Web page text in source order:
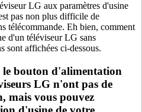
LG aux paramètres d'usine
pas non plus difficile de
télécommande. Eh bien, comment
d'un téléviseur LG sans
sont affichées ci-dessous.
bouton d'alimentation
LG n'ont pas de
mais vous pouvez